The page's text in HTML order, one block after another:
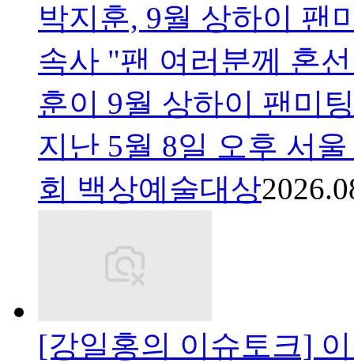
박지훈, 9월 상하이
속사 "팬 여러분께 혼
훈이 9월 상하이 팬미
지난 5월 8일 오후 서
회 백상예술대상
[강일홍의 이슈토크]